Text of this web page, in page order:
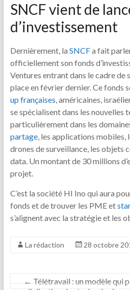
SNCF vient de
d’investissement
Dernièrement, la SNCFa fait
officiellement son fonds
Ventures entrant dans le cadre de
place en février dernier. Ce fonds
up françaises, américaines,
se spécialisent dans les nouvelles
particulièrement dans les
partage, les applications mobiles,
drones de surveillance, les objets
data. Un montant de 30 millions
projet.
C’est la société HI Ino qui aura
fonds et de trouver les PME et
s’alignent avec la stratégie et les
La rédaction 28 octobre
← Télétravail : un modèle qui